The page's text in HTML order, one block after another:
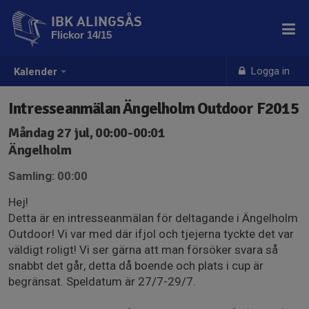
Kalender Logga in
IBK ALINGSÅS
Flickor 14/15
Intresseanmälan Ängelholm Outdoor F2015
Måndag 27 jul, 00:00-00:01
Ängelholm
Samling: 00:00
Hej!
Detta är en intresseanmälan för deltagande i Ängelholm
Outdoor! Vi var med där ifjol och tjejerna tyckte det var
väldigt roligt! Vi ser gärna att man försöker svara så
snabbt det går, detta då boende och plats i cup är
begränsat. Speldatum är 27/7-29/7.